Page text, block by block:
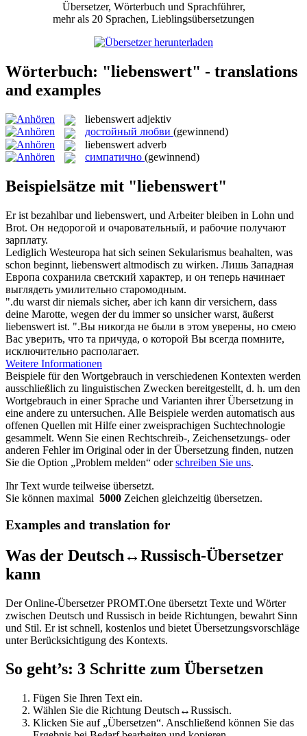
Übersetzer, Wörterbuch und Sprachführer,
mehr als 20 Sprachen, Lieblingsübersetzungen
Wörterbuch: "liebenswert" - translations
and examples
liebenswert adjektiv
достойный любви (gewinnend)
liebenswert adverb
симпатично (gewinnend)
Beispielsätze mit "liebenswert"
Er ist bezahlbar und liebenswert, und Arbeiter bleiben in Lohn und
Brot. Он недорогой и очаровательный, и рабочие получают
зарплату.
Lediglich Westeuropa hat sich seinen Sekularismus beahalten, was
schon beginnt, liebenswert altmodisch zu wirken. Лишь Западная
Европа сохранила светский характер, и он теперь начинает
выглядеть умилительно старомодным.
".du warst dir niemals sicher, aber ich kann dir versichern, dass
deine Marotte, wegen der du immer so unsicher warst, äußerst
liebenswert ist. ".Вы никогда не были в этом уверены, но смею
Вас уверить, что та причуда, о которой Вы всегда помните,
исключительно располагает.
Weitere Informationen
Beispiele für den Wortgebrauch in verschiedenen Kontexten werden
ausschließlich zu linguistischen Zwecken bereitgestellt, d. h. um den
Wortgebrauch in einer Sprache und Varianten ihrer Übersetzung in
eine andere zu untersuchen. Alle Beispiele werden automatisch aus
offenen Quellen mit Hilfe einer zweisprachigen Suchtechnologie
gesammelt. Wenn Sie einen Rechtschreib-, Zeichensetzungs- oder
anderen Fehler im Original oder in der Übersetzung finden, nutzen
Sie die Option „Problem melden“ oderschreiben Sie uns.
Ihr Text wurde teilweise übersetzt.
Sie können maximal 5000 Zeichen gleichzeitig übersetzen.
Examples and translation for
Was der Deutsch↔Russisch-Übersetzer
kann
Der Online-Übersetzer PROMT.One übersetzt Texte und Wörter
zwischen Deutsch und Russisch in beide Richtungen, bewahrt Sinn
und Stil. Er ist schnell, kostenlos und bietet Übersetzungsvorschläge
unter Berücksichtigung des Kontexts.
So geht’s: 3 Schritte zum Übersetzen
Fügen Sie Ihren Text ein.
Wählen Sie die Richtung Deutsch↔Russisch.
Klicken Sie auf „Übersetzen“. Anschließend können Sie das